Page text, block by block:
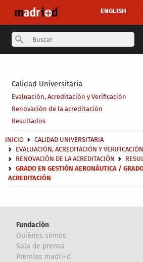
ENGLISH
Calidad Universitaria
Evaluación, Acreditación y Verificación
Renovación de la acreditación
Resultados
Sobrescribir enlaces de ayuda a
INICIO
CALIDAD UNIVERSITARIA
EVALUACIÓN, ACREDITACIÓN Y VERIFICACIÓN
RENOVACIÓN DE LA ACREDITACIÓN
GRADO EN GESTIÓN AERONÁUTICA /
ACREDITACIÓN
Fundación
Quiénes somos
Sala de prensa
Premios madri+d